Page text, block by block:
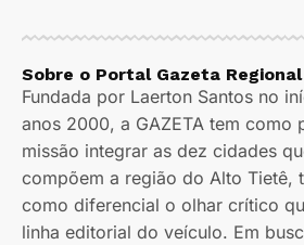
Sobre o Portal Gazeta Regional
Fundada por Laerton Santos no
anos 2000, a GAZETA tem como
missão integrar as dez cidades
compõem a região do Alto Tietê,
como diferencial o olhar crítico
linha editorial do veículo. Em